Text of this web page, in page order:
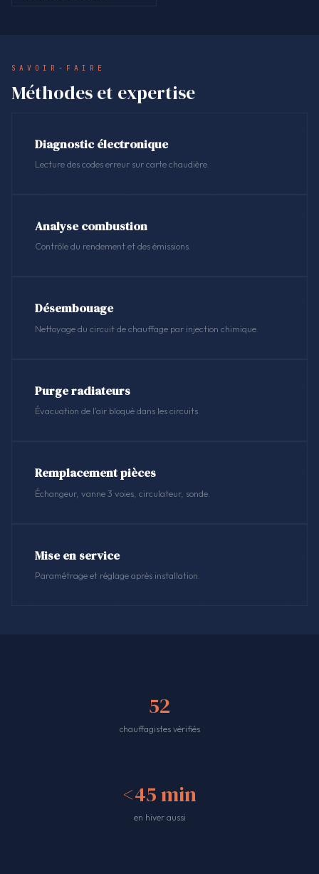
SAVOIR-FAIRE
Méthodes et expertise
Diagnostic électronique
Lecture des codes erreur sur carte chaudière.
Analyse combustion
Contrôle du rendement et des émissions.
Désembouage
Nettoyage du circuit de chauffage par injection chimique.
Purge radiateurs
Évacuation de l'air bloqué dans les circuits.
Remplacement pièces
Échangeur, vanne 3 voies, circulateur, sonde.
Mise en service
Paramétrage et réglage après installation.
52
chauffagistes vérifiés
<45 min
en hiver aussi